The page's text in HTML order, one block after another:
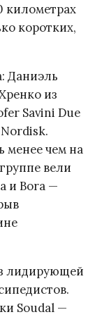
километрах
коротких,
Даниэль
из
Savini Due
менее чем на
вели
и Bora —
лидирующей
Soudal —